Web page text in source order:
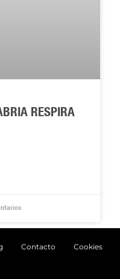
RESPIRA
Contacto Cookies